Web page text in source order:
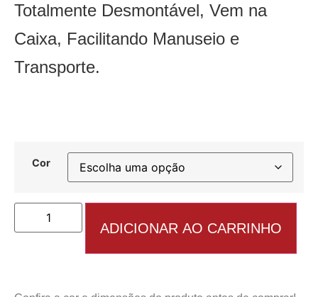
Totalmente Desmontável, Vem na
Caixa, Facilitando Manuseio e
Transporte.
Cor
ADICIONAR AO CARRINHO